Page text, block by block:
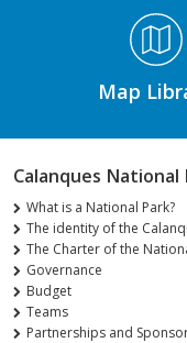
Médiathèque Footer
Map
Calanques National
What is a National Park?
The identity of the
The Charter of the
Governance
Budget
Teams
Partnerships and